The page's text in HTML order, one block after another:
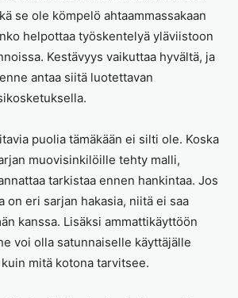
se ole kömpelö ahtaammassakaan
helpottaa työskentelyä yläviistoon
Kestävyys vaikuttaa hyvältä, ja
antaa siitä luotettavan
puolia tämäkään ei silti ole. Koska
muovisinkilöille tehty malli,
tarkistaa ennen hankintaa. Jos
on eri sarjan hakasia, niitä ei saa
kanssa. Lisäksi ammattikäyttöön
voi olla satunnaiselle käyttäjälle
mitä kotona tarvitsee.